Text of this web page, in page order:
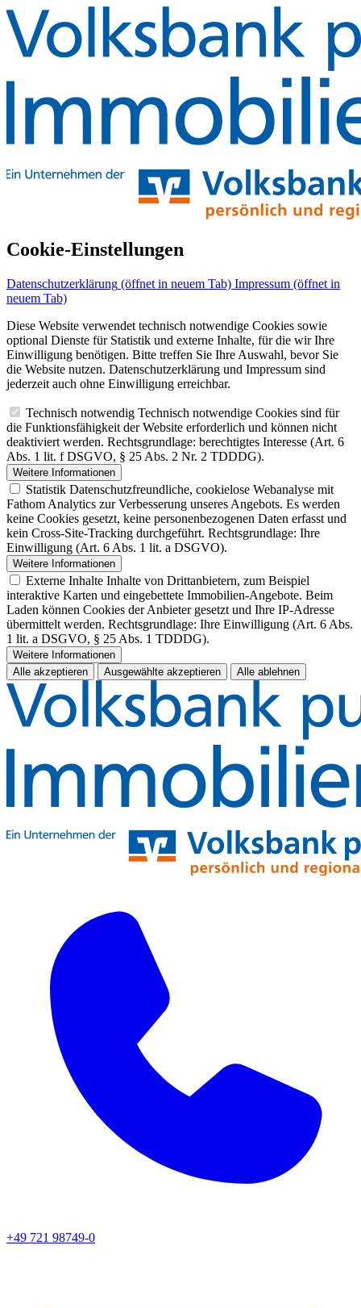
Cookie-Einstellungen
Datenschutzerklärung (öffnet in neuem Tab) Impressum (öffnet in
neuem Tab)
Diese Website verwendet technisch notwendige Cookies sowie
optional Dienste für Statistik und externe Inhalte, für die wir Ihre
Einwilligung benötigen. Bitte treffen Sie Ihre Auswahl, bevor Sie
die Website nutzen. Datenschutzerklärung und Impressum sind
jederzeit auch ohne Einwilligung erreichbar.
Technisch notwendig Technisch notwendige Cookies sind für
die Funktionsfähigkeit der Website erforderlich und können nicht
deaktiviert werden. Rechtsgrundlage: berechtigtes Interesse (Art. 6
Abs. 1 lit. f DSGVO, § 25 Abs. 2 Nr. 2 TDDDG).
Weitere Informationen
Statistik Datenschutzfreundliche, cookielose Webanalyse mit
Fathom Analytics zur Verbesserung unseres Angebots. Es werden
keine Cookies gesetzt, keine personenbezogenen Daten erfasst und
kein Cross-Site-Tracking durchgeführt. Rechtsgrundlage: Ihre
Einwilligung (Art. 6 Abs. 1 lit. a DSGVO).
Weitere Informationen
Externe Inhalte Inhalte von Drittanbietern, zum Beispiel
interaktive Karten und eingebettete Immobilien-Angebote. Beim
Laden können Cookies der Anbieter gesetzt und Ihre IP-Adresse
übermittelt werden. Rechtsgrundlage: Ihre Einwilligung (Art. 6 Abs.
1 lit. a DSGVO, § 25 Abs. 1 TDDDG).
Weitere Informationen
Alle akzeptieren
Ausgewählte akzeptieren Alle ablehnen
+49 721 98749-0